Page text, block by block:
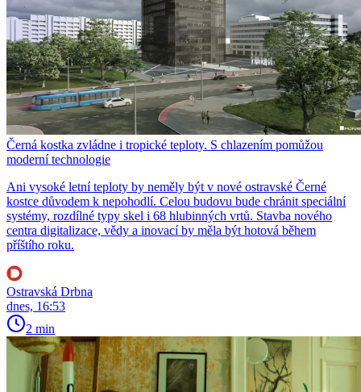
Černá kostka zvládne i tropické teploty. S chlazením pomůžou
moderní technologie
Ani vysoké letní teploty by neměly být v nové ostravské Černé
kostce důvodem k nepohodlí. Celou budovu bude chránit speciální
systémy, rozdílné typy skel i 68 hlubinných vrtů. Stavba nového
centra digitalizace, vědy a inovací by měla být hotová během
příštího roku.
Ostravská Drbna
dnes, 16:53
2 min